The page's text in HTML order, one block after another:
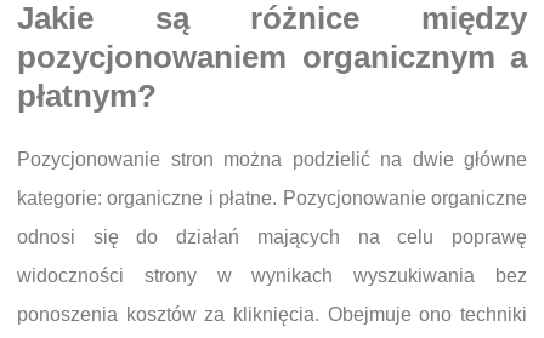
Jakie są różnice między
pozycjonowaniem organicznym a
płatnym?
Pozycjonowanie stron można podzielić na dwie główne
kategorie: organiczne i płatne. Pozycjonowanie organiczne
odnosi się do działań mających na celu poprawę
widoczności strony w wynikach wyszukiwania bez
ponoszenia kosztów za kliknięcia. Obejmuje ono techniki